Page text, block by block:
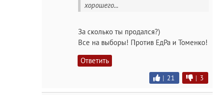
хорошего...
За сколько ты продался?)
Все на выборы! Против ЕдРа и Томенко!
Ответить
| 21 | 3